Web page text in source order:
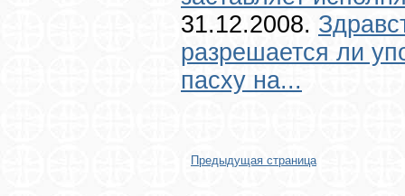
31.12.2008.
разрешается ли
пасху на...
Предыдущая страница